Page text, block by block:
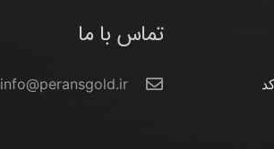
تماس با ما
info@peransgold.ir